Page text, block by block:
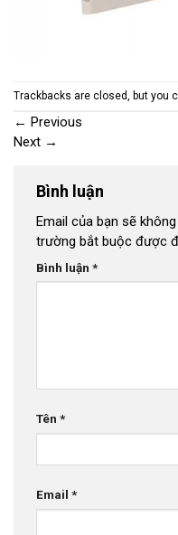
Trackbacks are closed, but you
← Previous
Next →
Bình luận
Email của bạn sẽ
trường bắt buộc được
Bình luận *
Tên *
Email *